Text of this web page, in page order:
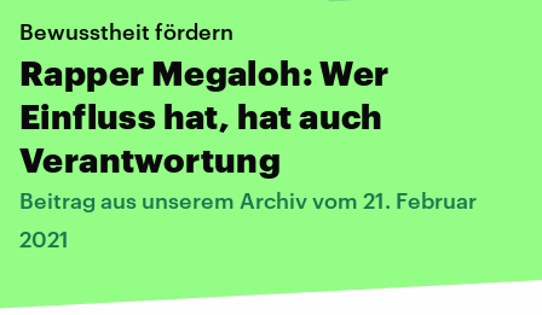
Bewusstheit fördern
Rapper Megaloh: Wer
Einfluss hat, hat auch
Verantwortung
Beitrag aus unserem Archiv vom 21. Februar
2021